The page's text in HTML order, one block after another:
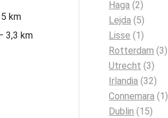
km
3,3 km
Haga (2)
Lejda (5)
Lisse (1)
Rotterdam (3)
Utrecht (3)
Irlandia (32)
Connemara (1)
Dublin (15)